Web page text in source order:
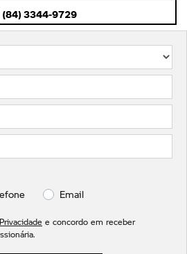
Email
e concordo em receber
(84) 3344-9729